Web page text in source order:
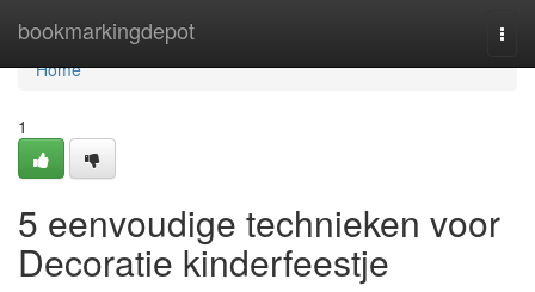
bookmarkingdepot
Home
Home
1
5 eenvoudige technieken voor
Decoratie kinderfeestje